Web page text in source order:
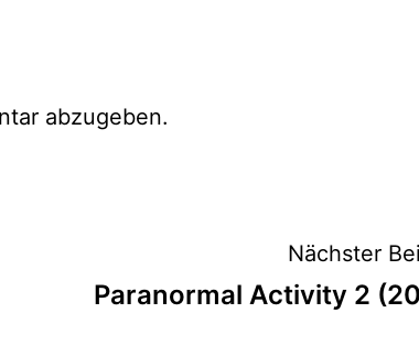
abzugeben.
Nächster
Paranormal Activity 2